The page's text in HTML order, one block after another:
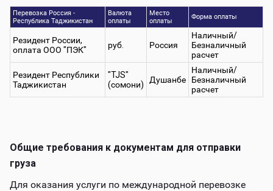
Перевозка Россия -
Республика Таджикистан
Валюта
оплаты
Место
оплаты
Форма оплаты
Резидент России,
оплата ООО "ПЭК"
руб. Россия
Наличный/
Безналичный
расчет
Резидент Республики
Таджикистан
"TJS"
(сомони)
Душанбе
Наличный/
Безналичный
расчет
Общие требования к документам для отправки
груза
Для оказания услуги по международной перевозке